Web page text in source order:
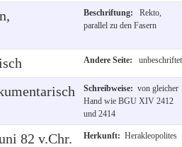
Beschriftung:
Rekto,
parallel zu den Fasern
Andere Seite: unbeschriftet
Schreibweise: von gleicher
Hand wie BGU XIV 2412
und 2414
82 v.Chr. Herkunft: Herakleopolites